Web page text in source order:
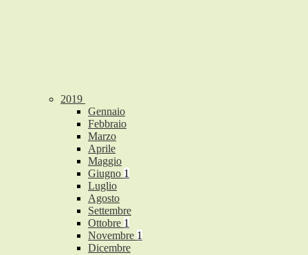
2019
Gennaio
Febbraio
Marzo
Aprile
Maggio
Giugno 1
Luglio
Agosto
Settembre
Ottobre 1
Novembre 1
Dicembre